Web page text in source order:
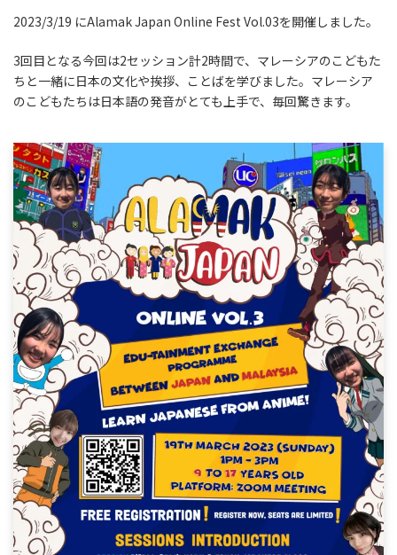
2023/3/19 にAlamak Japan Online Fest Vol.03を開催しました。
3回目となる今回は2セッション計2時間で、マレーシアのこどもた
ちと一緒に日本の文化や挨拶、ことばを学びました。マレーシア
のこどもたちは日本語の発音がとても上手で、毎回驚きます。